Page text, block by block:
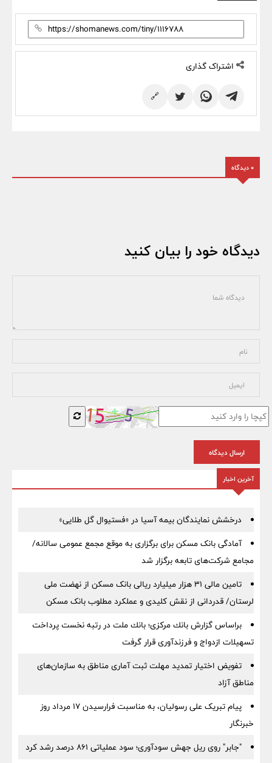
اشتراک گذاری
🔗
0 دیدگاه
دیدگاه خود را بیان کنید
ارسال دیدگاه
آخرین اخبار
درخشش نمایندگان بیمه آسیا در «فستیوال گل طلایی»
آمادگی بانک مسکن برای برگزاری به موقع مجمع عمومی سالانه/
مجامع شرکت‌های تابعه برگزار شد
تامین مالی ۳۱ هزار میلیارد ریالی بانک مسکن از نهضت ملی
لرستان/ قدردانی از نقش کلیدی و عملکرد مطلوب بانک مسکن
براساس گزارش بانك مركزی؛ بانك ملت در رتبه نخست پرداخت
تسهیلات ازدواج و فرزندآوری قرار گرفت
تفویض اختیار تمدید مهلت ثبت آماری مناطق به سازمان‌های
مناطق آزاد
پیام تبریک علی رسولیان، به مناسبت فرارسیدن ۱۷ مرداد روز
خبرنگار
"جابر" روی ریل جهش سودآوری؛ سود عملیاتی ۸۶۱ درصد رشد کرد